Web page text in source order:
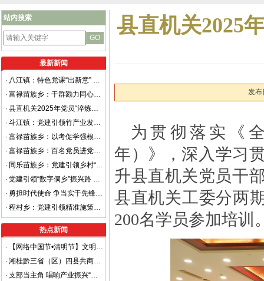
站内搜索
最新新闻
·
八江镇：特色党课“出新意” 强基铸魂促发展
·
富禄苗族乡：干群勠力同心共筑抗洪清淤“安全堤”
·
县直机关2025年党员“淬炼赋能”专题培训班成功举办
·
斗江镇：党建引领竹产业发展 铺就乡村振兴富民路
·
富禄苗族乡：以考促学强根基 经验分享提质效
·
富禄苗族乡：百名党员进党校 锤炼党性固党心
·
同乐苗族乡：党建引领乡村“善治”之路
·
党建引领“数字侗乡”振兴路 ——布央村以智慧党建赋能乡村治理现代化
·
勇担时代使命 争当实干先锋——三江侗族自治县召开2025年年轻干部座谈会
·
程村乡：党建引领精准施策，真诚服务助企纾困
热点新闻
·
【网络中国节•清明节】文明祭祀，平安清明
·
湘桂黔三省（区）四县共商平安边界建设 着力打造省际平安边界样板区
·
支部当主角 唱响产业振兴“重头戏”
县直机关2025
发布
为贯彻落实《
年）》，深入学习
升县直机关党员干
县直机关工委分两
200名学员参加培训